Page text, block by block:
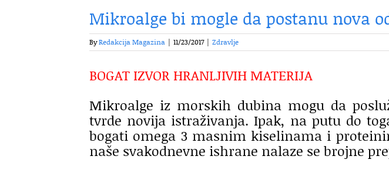
Mikroalge bi mogle da postanu nova
ByRedakcija Magazina | 11/23/2017 | Zdravlje
BOGAT IZVOR HRANLJIVIH MATERIJA
Mikroalge iz morskih dubina mogu da
tvrde novija istraživanja. Ipak, na putu do
bogati omega 3 masnim kiselinama i
naše svakodnevne ishrane nalaze se brojne